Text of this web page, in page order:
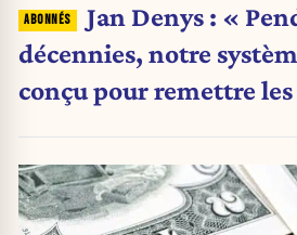
Jan Denys : «
décennies, notre
conçu pour remettre les